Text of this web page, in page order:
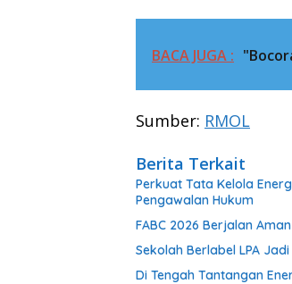
BACA JUGA :
Sumber: RMOL
Berita Terkait
Perkuat Tata Kelola
Pengawalan Hukum
FABC 2026 Berjalan
Sekolah Berlabel LPA
Di Tengah Tantangan